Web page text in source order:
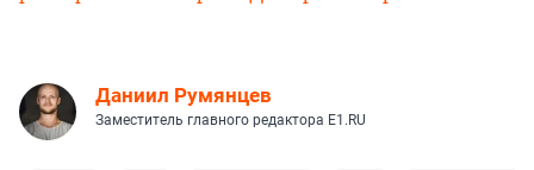
Даниил Румянцев
Заместитель главного редактора E1.RU